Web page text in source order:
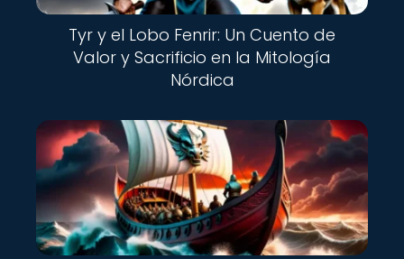
Tyr y el Lobo Fenrir: Un Cuento de
Valor y Sacrificio en la Mitología
Nórdica